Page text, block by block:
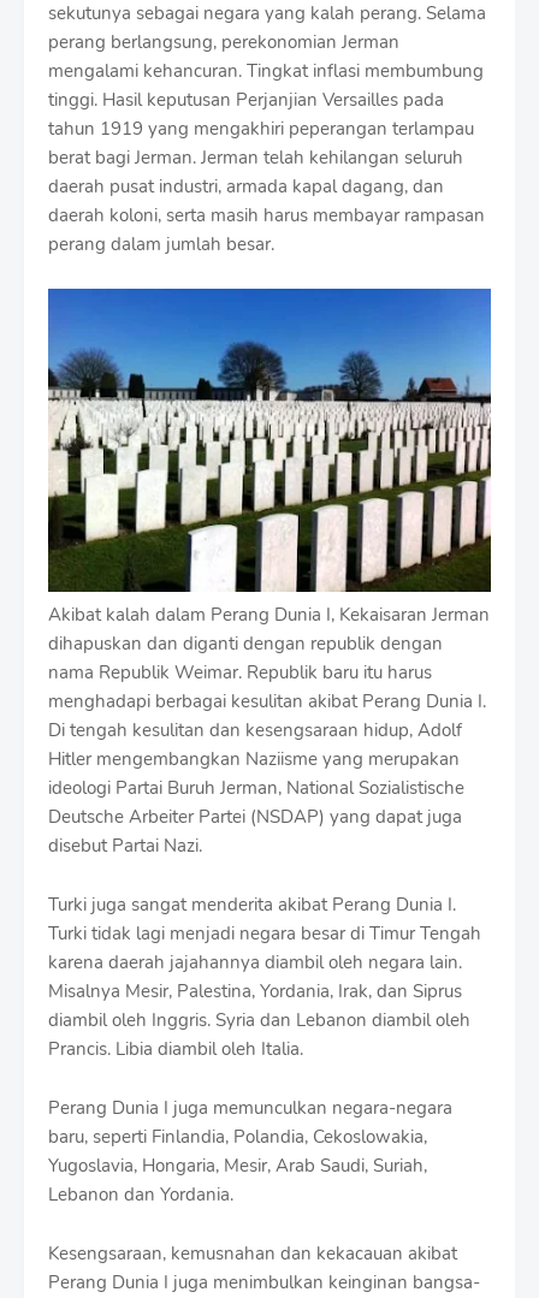
sekutunya sebagai negara yang kalah perang. Selama
perang berlangsung, perekonomian Jerman
mengalami kehancuran. Tingkat inflasi membumbung
tinggi. Hasil keputusan Perjanjian Versailles pada
tahun 1919 yang mengakhiri peperangan terlampau
berat bagi Jerman. Jerman telah kehilangan seluruh
daerah pusat industri, armada kapal dagang, dan
daerah koloni, serta masih harus membayar rampasan
perang dalam jumlah besar.
Akibat kalah dalam Perang Dunia I, Kekaisaran Jerman
dihapuskan dan diganti dengan republik dengan
nama Republik Weimar. Republik baru itu harus
menghadapi berbagai kesulitan akibat Perang Dunia I.
Di tengah kesulitan dan kesengsaraan hidup, Adolf
Hitler mengembangkan Naziisme yang merupakan
ideologi Partai Buruh Jerman, National Sozialistische
Deutsche Arbeiter Partei (NSDAP) yang dapat juga
disebut Partai Nazi.
Turki juga sangat menderita akibat Perang Dunia I.
Turki tidak lagi menjadi negara besar di Timur Tengah
karena daerah jajahannya diambil oleh negara lain.
Misalnya Mesir, Palestina, Yordania, Irak, dan Siprus
diambil oleh Inggris. Syria dan Lebanon diambil oleh
Prancis. Libia diambil oleh Italia.
Perang Dunia I juga memunculkan negara-negara
baru, seperti Finlandia, Polandia, Cekoslowakia,
Yugoslavia, Hongaria, Mesir, Arab Saudi, Suriah,
Lebanon dan Yordania.
Kesengsaraan, kemusnahan dan kekacauan akibat
Perang Dunia I juga menimbulkan keinginan bangsa-